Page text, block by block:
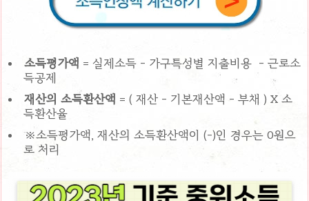
소득평가액 = 실제소득 - 가구특성별 지출비용 - 근로소
득공제
재산의 소득환산액 = ( 재산 - 기본재산액 - 부채 ) X 소
득환산율
※소득평가액, 재산의 소득환산액이 (-)인 경우는 0원으
로 처리